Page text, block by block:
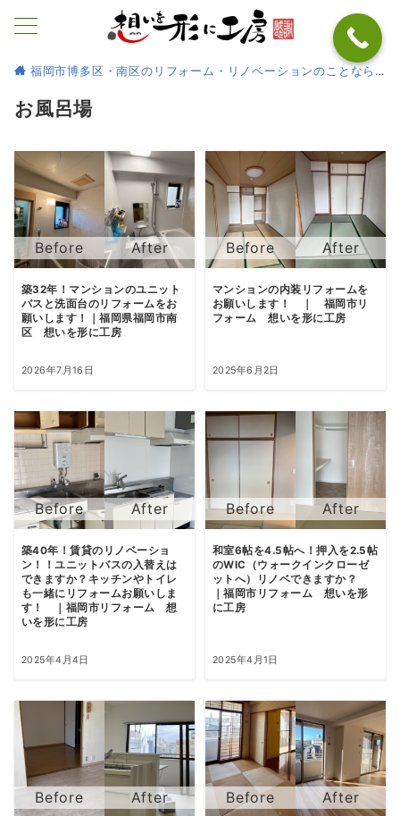
福岡市博多区・南区のリフォーム・リノベーションのことなら
お風呂場
築32年！マンションのユニット
バスと洗面台のリフォームをお
願いします！｜福岡県福岡市南
区 想いを形に工房
2026年7月16日
マンションの内装リフォームを
お願いします！ ｜ 福岡市リ
フォーム 想いを形に工房
2025年6月2日
築40年！賃貸のリノベーショ
ン！！ユニットバスの入替えは
できますか？キッチンやトイレ
も一緒にリフォームお願いしま
す！ ｜福岡市リフォーム 想
いを形に工房
2025年4月4日
和室6帖を4.5帖へ！押入を2.5帖
のWIC（ウォークインクローゼ
ットへ）リノベできますか？
｜福岡市リフォーム 想いを形
に工房
2025年4月1日